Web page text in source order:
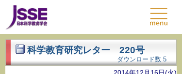
科学教育研究レター 220号
ダウンロード数 5